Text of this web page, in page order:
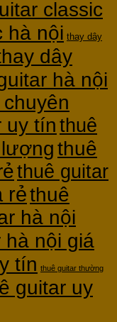
classic
hà nội thay dây
dây
hà nội
uy tínthuê
thuê
thuê guitar
rẻthuê
hà nội
hà nội giá
tín thuê guitar thường
guitar uy